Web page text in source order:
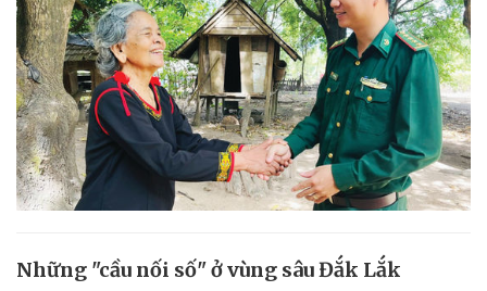
Những "cầu nối số" ở vùng sâu Đắk Lắk